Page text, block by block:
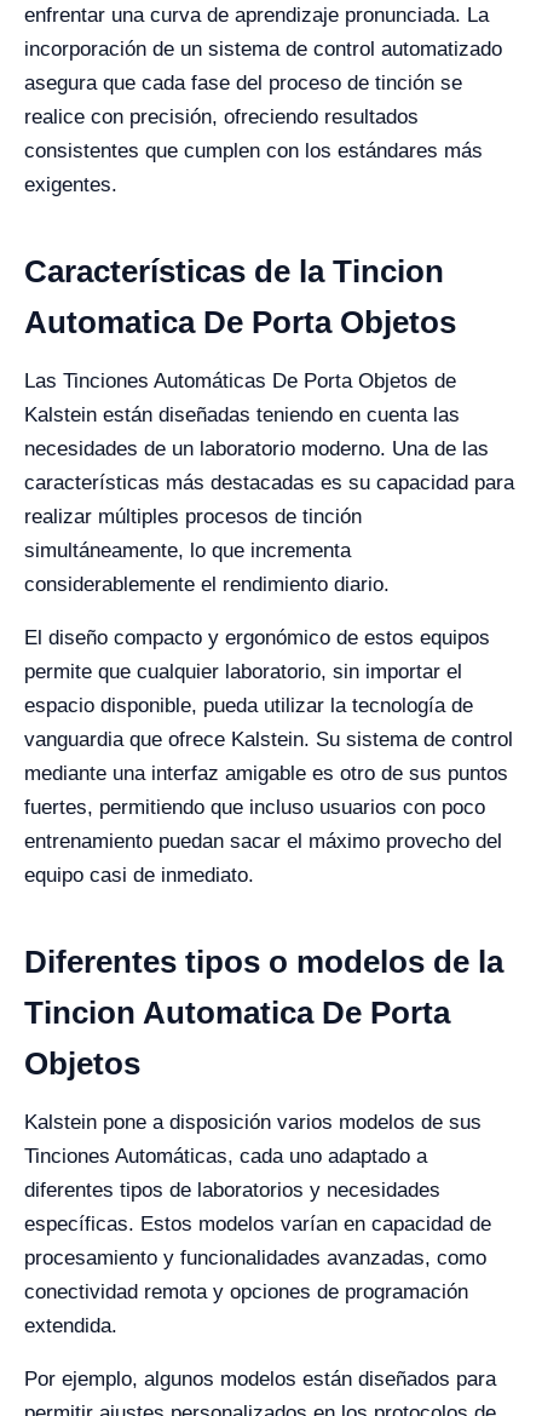
enfrentar una curva de aprendizaje pronunciada. La
incorporación de un sistema de control automatizado
asegura que cada fase del proceso de tinción se
realice con precisión, ofreciendo resultados
consistentes que cumplen con los estándares más
exigentes.
Características de la Tincion
Automatica De Porta Objetos
Las Tinciones Automáticas De Porta Objetos de
Kalstein están diseñadas teniendo en cuenta las
necesidades de un laboratorio moderno. Una de las
características más destacadas es su capacidad para
realizar múltiples procesos de tinción
simultáneamente, lo que incrementa
considerablemente el rendimiento diario.
El diseño compacto y ergonómico de estos equipos
permite que cualquier laboratorio, sin importar el
espacio disponible, pueda utilizar la tecnología de
vanguardia que ofrece Kalstein. Su sistema de control
mediante una interfaz amigable es otro de sus puntos
fuertes, permitiendo que incluso usuarios con poco
entrenamiento puedan sacar el máximo provecho del
equipo casi de inmediato.
Diferentes tipos o modelos de la
Tincion Automatica De Porta
Objetos
Kalstein pone a disposición varios modelos de sus
Tinciones Automáticas, cada uno adaptado a
diferentes tipos de laboratorios y necesidades
específicas. Estos modelos varían en capacidad de
procesamiento y funcionalidades avanzadas, como
conectividad remota y opciones de programación
extendida.
Por ejemplo, algunos modelos están diseñados para